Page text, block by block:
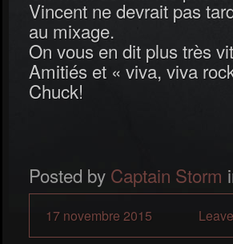
Vincent ne devrait pas
au mixage.
On vous en dit plus très
Amitiés et « viva, viva
Chuck!
Posted by Captain Storm
17 novembre 2015